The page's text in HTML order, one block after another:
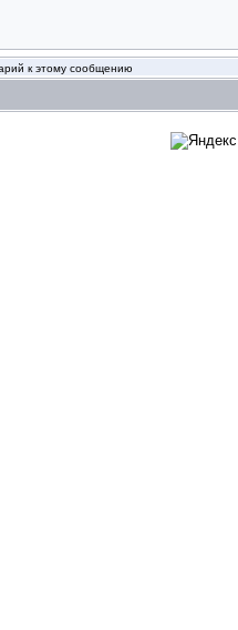
к этому сообщению